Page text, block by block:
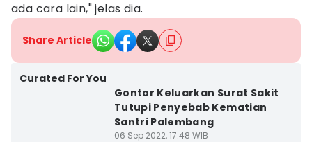
ada cara lain," jelas dia.
Share Article
Curated For You
Gontor Keluarkan Surat Sakit
Tutupi Penyebab Kematian
Santri Palembang
06 Sep 2022, 17:48 WIB